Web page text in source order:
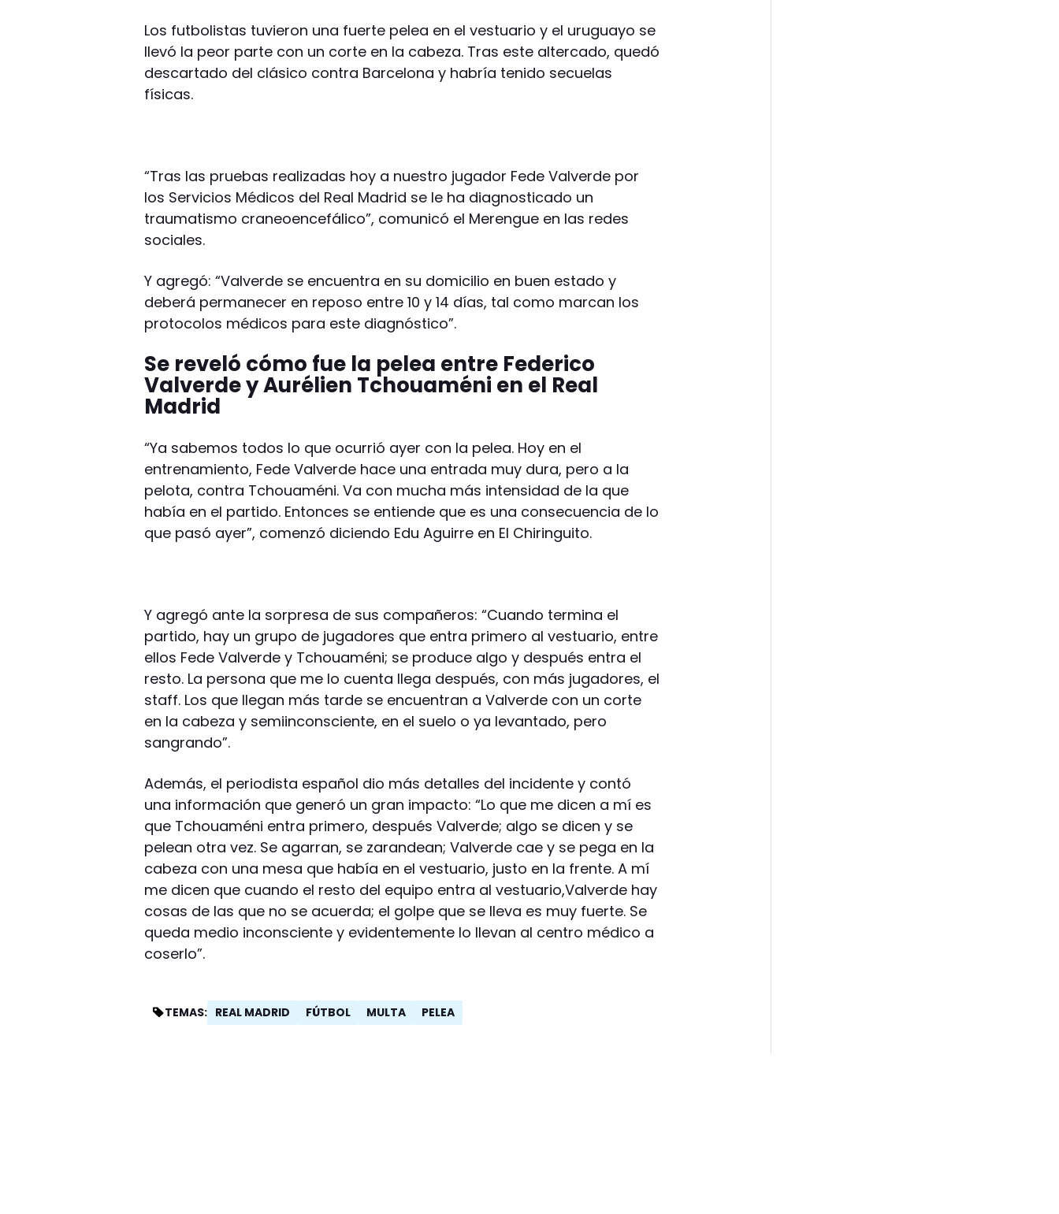
Los futbolistas tuvieron una fuerte pelea en el vestuario y el uruguayo se
llevó la peor parte con un corte en la cabeza. Tras este altercado, quedó
descartado del clásico contra Barcelona y habría tenido secuelas
físicas.
“Tras las pruebas realizadas hoy a nuestro jugador Fede Valverde por
los Servicios Médicos del Real Madrid se le ha diagnosticado un
traumatismo craneoencefálico”, comunicó el Merengue en las redes
sociales.
Y agregó: “Valverde se encuentra en su domicilio en buen estado y
deberá permanecer en reposo entre 10 y 14 días, tal como marcan los
protocolos médicos para este diagnóstico”.
Se reveló cómo fue la pelea entre Federico
Valverde y Aurélien Tchouaméni en el Real
Madrid
“Ya sabemos todos lo que ocurrió ayer con la pelea. Hoy en el
entrenamiento, Fede Valverde hace una entrada muy dura, pero a la
pelota, contra Tchouaméni. Va con mucha más intensidad de la que
había en el partido. Entonces se entiende que es una consecuencia de lo
que pasó ayer”, comenzó diciendo Edu Aguirre en El Chiringuito.
Y agregó ante la sorpresa de sus compañeros: “Cuando termina el
partido, hay un grupo de jugadores que entra primero al vestuario, entre
ellos Fede Valverde y Tchouaméni; se produce algo y después entra el
resto. La persona que me lo cuenta llega después, con más jugadores, el
staff. Los que llegan más tarde se encuentran a Valverde con un corte
en la cabeza y semiinconsciente, en el suelo o ya levantado, pero
sangrando”.
Además, el periodista español dio más detalles del incidente y contó
una información que generó un gran impacto: “Lo que me dicen a mí es
que Tchouaméni entra primero, después Valverde; algo se dicen y se
pelean otra vez. Se agarran, se zarandean; Valverde cae y se pega en la
cabeza con una mesa que había en el vestuario, justo en la frente. A mí
me dicen que cuando el resto del equipo entra al vestuario,Valverde hay
cosas de las que no se acuerda; el golpe que se lleva es muy fuerte. Se
queda medio inconsciente y evidentemente lo llevan al centro médico a
coserlo”.
TEMAS: REAL MADRID FÚTBOL MULTA PELEA